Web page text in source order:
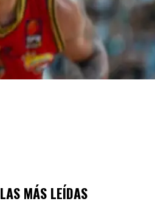
LAS MÁS LEÍDAS